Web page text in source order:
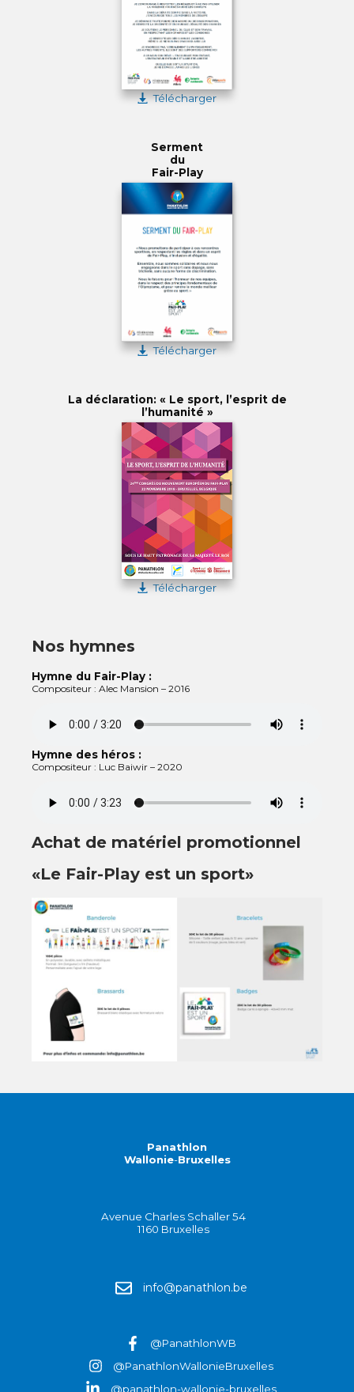
Télécharger
Serment
du
Fair-Play
Télécharger
La déclaration: « Le sport, l’esprit de
l’humanité »
Télécharger
Nos hymnes
Hymne du Fair-Play :
Compositeur : Alec Mansion – 2016
Hymne des héros :
Compositeur : Luc Baiwir – 2020
Achat de matériel promotionnel
«Le Fair-Play est un sport»
Panathlon
Wallonie-Bruxelles
Avenue Charles Schaller 54
1160 Bruxelles
info@panathlon.be
@PanathlonWB
@PanathlonWallonieBruxelles
@panathlon-wallonie-bruxelles